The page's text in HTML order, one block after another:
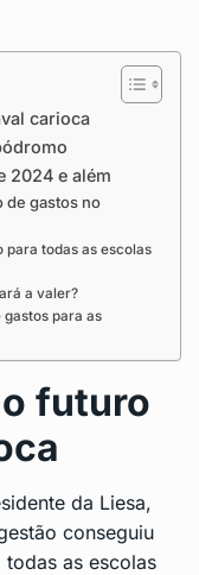
carioca
2024 e além
de gastos no
para todas as escolas
a valer?
para as
futuro
da Liesa,
conseguiu
as escolas